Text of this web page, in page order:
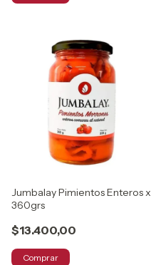
Jumbalay Pimientos Enteros x
360grs
$13.400,00
Comprar